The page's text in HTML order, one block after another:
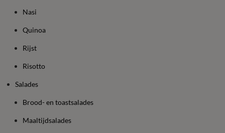
Nasi
Quinoa
Rijst
Risotto
Salades
Brood- en toastsalades
Maaltijdsalades